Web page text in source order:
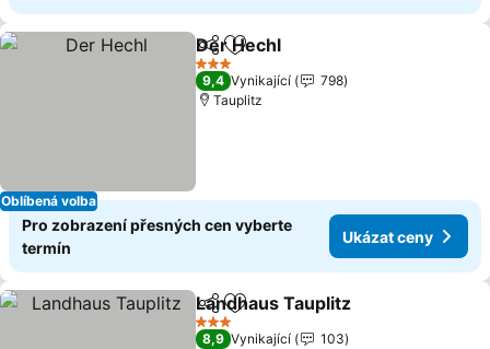
Oblíbená volba
SdíletPřidat na seznam oblíbených
Der Hechl
3 Počet hvězdiček
9,4 Vynikající
798
Tauplitz
Pro zobrazení přesných cen vyberte
termín
Ukázat ceny
SdíletPřidat na seznam oblíbených
Landhaus Tauplitz
3 Počet hvězdiček
8,9 Vynikající
103